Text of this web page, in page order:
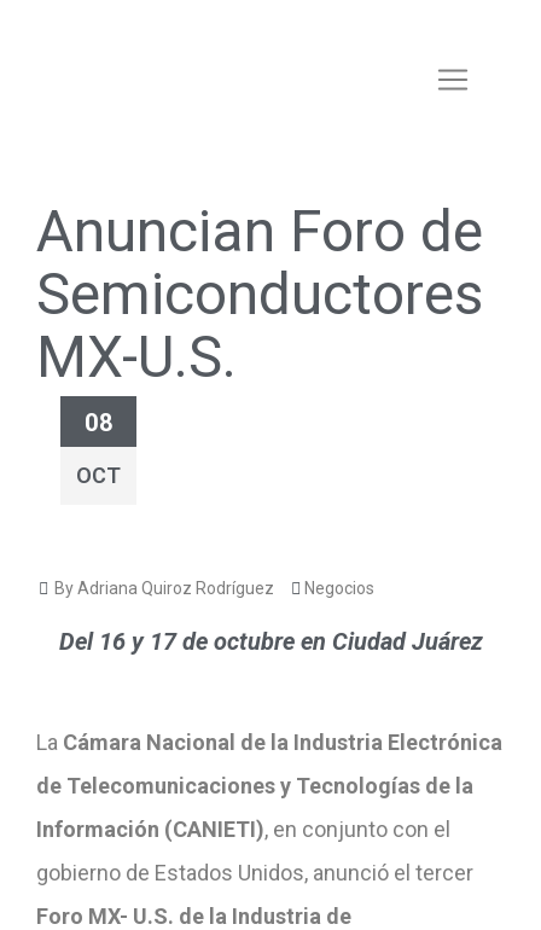
Anuncian Foro de
Semiconductores
MX-U.S.
08
OCT
By Adriana Quiroz Rodríguez Negocios
Del 16 y 17 de octubre en Ciudad Juárez
La Cámara Nacional de la Industria Electrónica
de Telecomunicaciones y Tecnologías de la
Información (CANIETI), en conjunto con el
gobierno de Estados Unidos, anunció el tercer
Foro MX- U.S. de la Industria de